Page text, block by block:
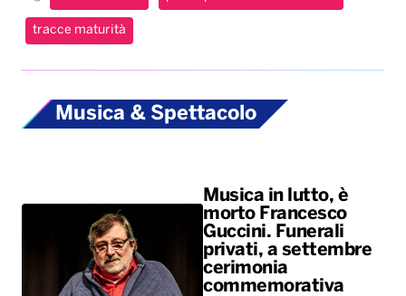
tracce maturità
Musica & Spettacolo
Musica in lutto, è
morto Francesco
Guccini. Funerali
privati, a settembre
cerimonia
commemorativa